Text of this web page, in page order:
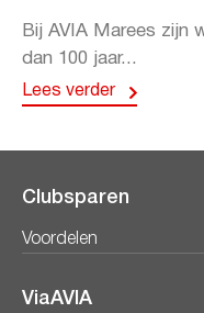
Bij AVIA Marees zijn
dan 100 jaar...
Lees verder
Clubsparen
Voordelen
ViaAVIA